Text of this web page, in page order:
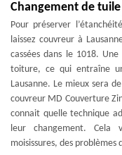
Changement de
Pour préserver
laissez couvreur à
cassées dans le 1018.
toiture, ce qui entraîne
Lausanne. Le mieux sera
couvreur MD Couverture
connait quelle technique
leur changement. Cela
moisissures, des problèmes